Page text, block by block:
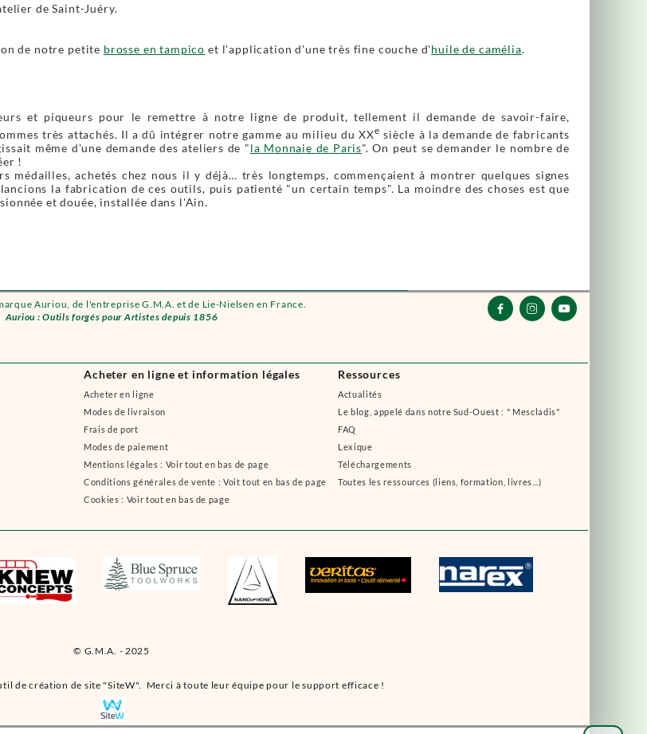
Auriou, de l'entreprise G.M.A. et de Lie-Nielsen en France.
Auriou : Outils forgés pour Artistes depuis 1856
© G.M.A. - 2025
Acheter en ligne et information légales
Acheter en ligne
Modes de livraison
Frais de port
Modes de paiement
Mentions légales : Voir tout en bas de page
Conditions générales de vente : Voit tout en bas de page
Cookies : Voir tout en bas de page
Ressources
Actualités
Le blog, appelé dans notre Sud-Ouest : " Mescladis"
FAQ
Lexique
Téléchargements
Toutes les ressources (liens, formation, livres...)
de création de site "SiteW". Merci à toute leur équipe pour le support efficace !
  
de Saint-Juéry.
de notre petite brosse en tampico et l'application d'une très fine couche d'huile de camélia.
et piqueurs pour le remettre à notre ligne de produit, tellement il demande de savoir-faire,
très attachés. Il a dû intégrer notre gamme au milieu du XXe siècle à la demande de fabricants
même d'une demande des ateliers de "la Monnaie de Paris". On peut se demander le nombre de
!
achetés chez nous il y déjà… très longtemps, commençaient à montrer quelques signes
la fabrication de ces outils, puis patienté "un certain temps". La moindre des choses est que
et douée, installée dans l'Ain.